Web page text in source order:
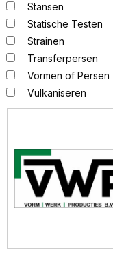
Stansen
Statische Testen
Strainen
Transferpersen
Vormen of Persen
Vulkaniseren